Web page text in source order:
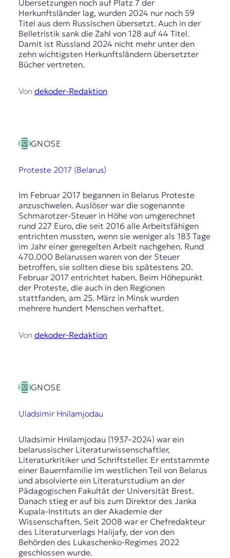
Übersetzungen noch auf Platz 7 der
Herkunftsländer lag, wurden 2024 nur noch 59
Titel aus dem Russischen übersetzt. Auch in der
Belletristik sank die Zahl von 128 auf 44 Titel.
Damit ist Russland 2024 nicht mehr unter den
zehn wichtigsten Herkunftsländern übersetzter
Bücher vertreten.
Von dekoder-Redaktion
GNOSE
Proteste 2017 (Belarus)
Im Februar 2017 begannen in Belarus Proteste
anzuschwelen. Auslöser war die sogenannte
Schmarotzer-Steuer in Höhe von umgerechnet
rund 227 Euro, die seit 2016 alle Arbeitsfähigen
entrichten mussten, wenn sie weniger als 183 Tage
im Jahr einer geregelten Arbeit nachgehen. Rund
470.000 Belarussen waren von der Steuer
betroffen, sie sollten diese bis spätestens 20.
Februar 2017 entrichtet haben. Beim Höhepunkt
der Proteste, die auch in den Regionen
stattfanden, am 25. März in Minsk wurden
mehrere hundert Menschen verhaftet.
Von dekoder-Redaktion
GNOSE
Uladsimir Hnilamjodau
Uladsimir Hnilamjodau (1937–2024) war ein
belarussischer Literaturwissenschaftler,
Literaturkritiker und Schriftsteller. Er entstammte
einer Bauernfamilie im westlichen Teil von Belarus
und absolvierte ein Literaturstudium an der
Pädagogischen Fakultät der Universität Brest.
Danach stieg er auf bis zum Direktor des Janka
Kupala-Instituts an der Akademie der
Wissenschaften. Seit 2008 war er Chefredakteur
des Literaturverlags Halijafy, der von den
Behörden des Lukaschenko-Regimes 2022
geschlossen wurde.